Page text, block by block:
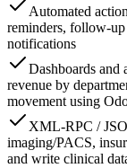
Automated
reminders, follow-up
notifications
Dashboards and
revenue by
movement using
XML-RPC /
imaging/PACS,
and write clinical